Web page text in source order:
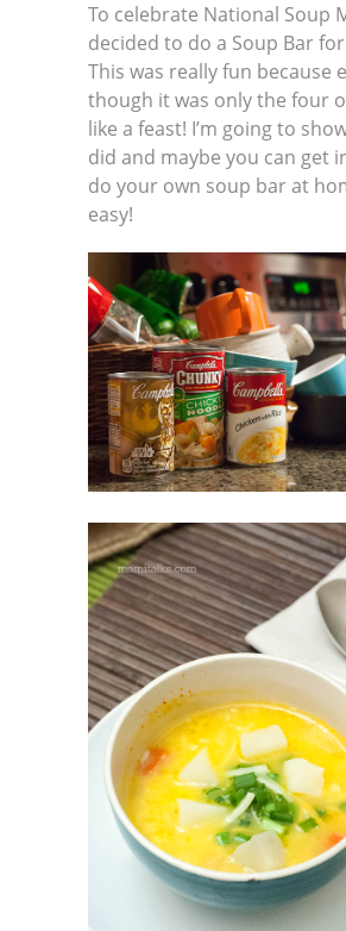
To celebrate National Soup
decided to do a Soup Bar
This was really fun because
though it was only the four
like a feast! I’m going to
did and maybe you can get
do your own soup bar at
easy!